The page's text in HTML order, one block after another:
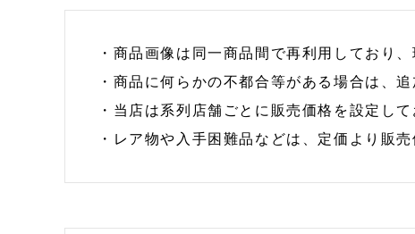
・商品画像は同一商品間で再利用しており
・商品に何らかの不都合等がある場合は、
・当店は系列店舗ごとに販売価格を設定し
・レア物や入手困難品などは、定価より販